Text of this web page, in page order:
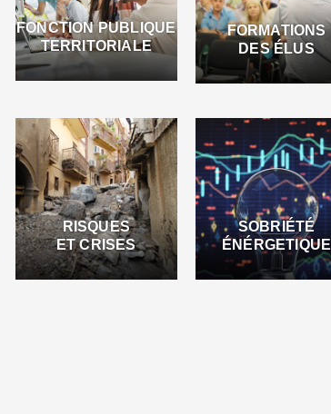
FONCTION PUBLIQUE
TERRITORIALE
FORMATIONS
DES ÉLUS
RISQUES
ET CRISES
SOBRIÉTÉ
ÉNÉRGETIQUE